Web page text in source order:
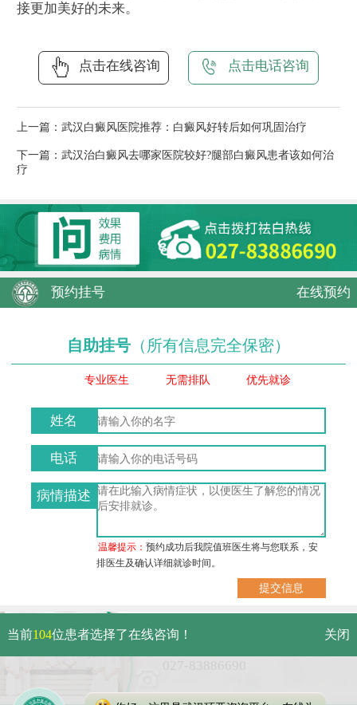
接更加美好的未来。
点击在线咨询 点击电话咨询
上一篇： 武汉白癜风医院推荐：白癜风好转后如何巩固治疗
下一篇： 武汉治白癜风去哪家医院较好?腿部白癜风患者该如何治
疗
预约挂号 在线预约
自助挂号 （所有信息完全保密）
专业医生 无需排队 优先就诊
姓名
电话
病情描述
温馨提示：预约成功后我院值班医生将与您联系，安
排医生及确认详细就诊时间。
武汉市硚口区解放大道479号
免费电话：
当前104位患者选择了在线咨询！ 关闭